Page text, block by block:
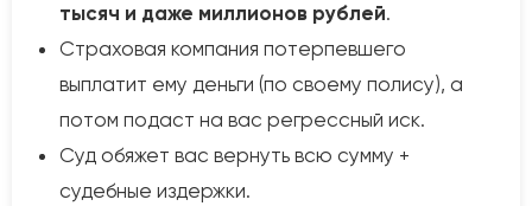
тысяч и даже миллионов рублей.
Страховая компания потерпевшего
выплатит ему деньги (по своему полису), а
потом подаст на вас регрессный иск.
Суд обяжет вас вернуть всю сумму +
судебные издержки.